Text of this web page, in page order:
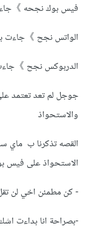
فيس بوك نجحه 》
الواتس نجح 》جاءت
الدربوكس نجح 》
جوجل لم تعد تعتمد
والاستحواذ
القصه تذكرنا ب
الاستحواذ على
- كن مطمئن اخي لن تقل
-بصراحة انا بداءت